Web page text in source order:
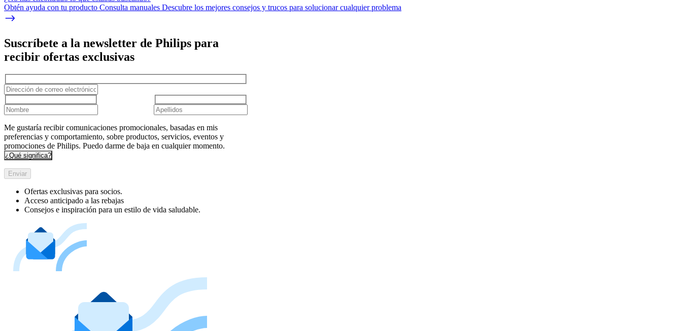
Obtén ayuda con tu producto Consulta manuales Descubre los mejores consejos y trucos para solucionar cualquier problema
Suscríbete a la newsletter de Philips para
recibir ofertas exclusivas
Me gustaría recibir comunicaciones promocionales, basadas en mis
preferencias y comportamiento, sobre productos, servicios, eventos y
promociones de Philips. Puedo darme de baja en cualquier momento.
¿Qué significa?
Enviar
Ofertas exclusivas para socios.
Acceso anticipado a las rebajas
Consejos e inspiración para un estilo de vida saludable.